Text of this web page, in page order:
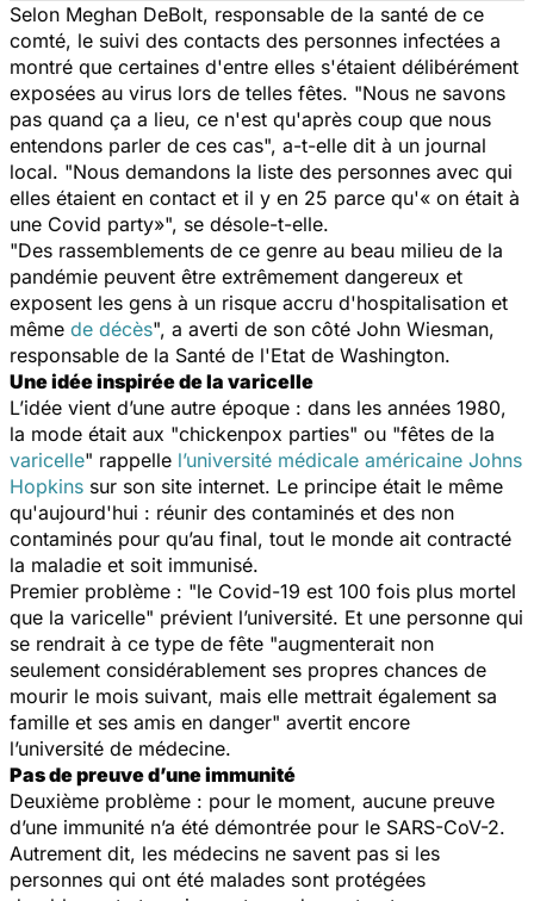
Selon Meghan DeBolt, responsable de la santé de ce
comté, le suivi des contacts des personnes infectées a
montré que certaines d'entre elles s'étaient délibérément
exposées au virus lors de telles fêtes. "Nous ne savons
pas quand ça a lieu, ce n'est qu'après coup que nous
entendons parler de ces cas", a-t-elle dit à un journal
local. "Nous demandons la liste des personnes avec qui
elles étaient en contact et il y en 25 parce qu'« on était à
une Covid party»", se désole-t-elle.
"Des rassemblements de ce genre au beau milieu de la
pandémie peuvent être extrêmement dangereux et
exposent les gens à un risque accru d'hospitalisation et
même de décès", a averti de son côté John Wiesman,
responsable de la Santé de l'Etat de Washington.
Une idée inspirée de la varicelle
L’idée vient d’une autre époque : dans les années 1980,
la mode était aux "chickenpox parties" ou "fêtes de la
varicelle" rappelle l’université médicale américaine Johns
Hopkins sur son site internet. Le principe était le même
qu'aujourd'hui : réunir des contaminés et des non
contaminés pour qu’au final, tout le monde ait contracté
la maladie et soit immunisé.
Premier problème : "le Covid-19 est 100 fois plus mortel
que la varicelle" prévient l’université. Et une personne qui
se rendrait à ce type de fête "augmenterait non
seulement considérablement ses propres chances de
mourir le mois suivant, mais elle mettrait également sa
famille et ses amis en danger" avertit encore
l’université de médecine.
Pas de preuve d’une immunité
Deuxième problème : pour le moment, aucune preuve
d’une immunité n’a été démontrée pour le SARS-CoV-2.
Autrement dit, les médecins ne savent pas si les
personnes qui ont été malades sont protégées